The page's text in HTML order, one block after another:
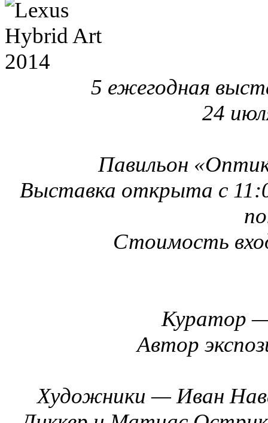
5 ежегодная
24
Павильон
Выставка открыта с
Стоимость
Куратор
Автор
Художники — Иван